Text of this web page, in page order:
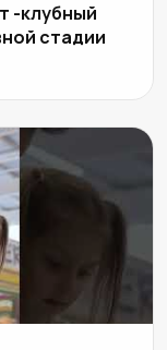
-клубный
стадии